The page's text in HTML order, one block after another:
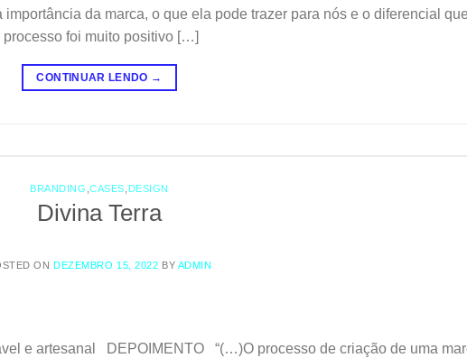
da marca, o que ela pode trazer para nós e o diferencial
foi muito positivo […]
CONTINUAR LENDO →
BRANDING ,CASES DESIGN
Divina Terra
ON DEZEMBRO 15, 2022 BY ADMIN
e artesanal DEPOIMENTO “(…)O processo de criação de uma